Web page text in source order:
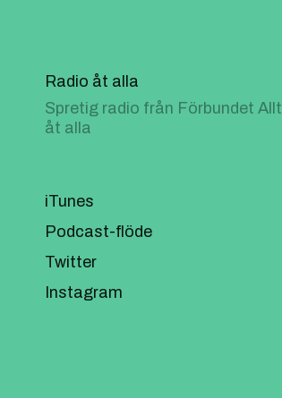
Radio åt alla
Spretig radio från Förbundet Allt
åt alla
iTunes
Podcast-flöde
Twitter
Instagram